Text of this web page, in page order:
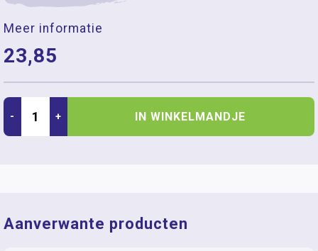
Meer informatie
23,85
- + IN WINKELMANDJE
Aanverwante producten